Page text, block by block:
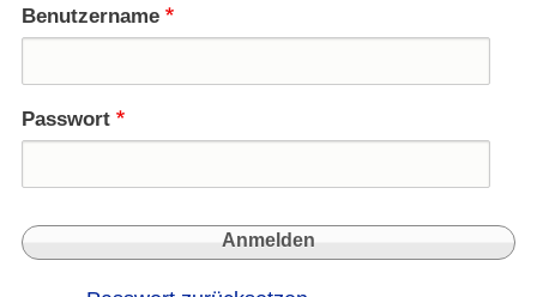
Benutzername
Passwort